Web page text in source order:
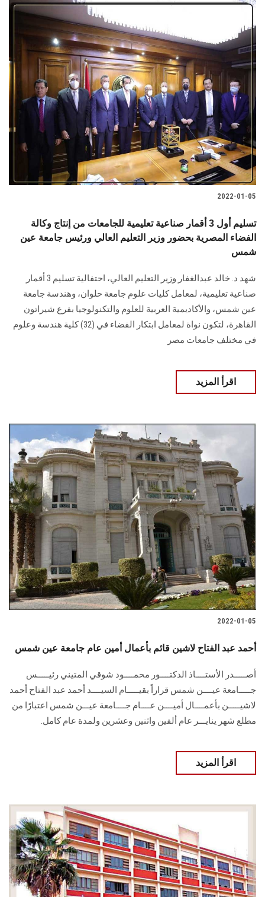
الأنظمة الذكية
الإعلام
تواصل معنا
الطلاب
هيئة التدريس
الدراسات العليا
الموظفون
سجل الان
2022-01-05
تسليم أول 3 أقمار صناعية تعليمية للجامعات من إنتاج وكالة
الفضاء المصرية بحضور وزير التعليم العالي ورئيس جامعة عين
شمس
شهد د. خالد عبدالغفار وزير التعليم العالي، احتفالية تسليم 3 أقمار
صناعية تعليمية، لمعامل كليات علوم جامعة حلوان، وهندسة جامعة
عين شمس، والأكاديمية العربية للعلوم والتكنولوجيا بفرع شيراتون
القاهرة، لتكون نواة لمعامل ابتكار الفضاء في (32) كلية هندسة وعلوم
في مختلف جامعات مصر
اقرأ المزيد
2022-01-05
أحمد عبد الفتاح لاشين قائم بأعمال أمين عام جامعة عين شمس
أصـــــدر الأستــــاذ الدكتــــور محمــــود شوقي المتيني رئيـــــس
جـــــامعة عيــــن شمس قراراً بقيـــــام السيــــد أحمد عبد الفتاح أحمد
لاشيـــــن بأعمــــال أميــــن عــــام جــــامعة عيـــن شمس اعتبارًا من
مطلع شهر ينايـــر عام ألفين واثنين وعشرين ولمدة عام كامل.
اقرأ المزيد